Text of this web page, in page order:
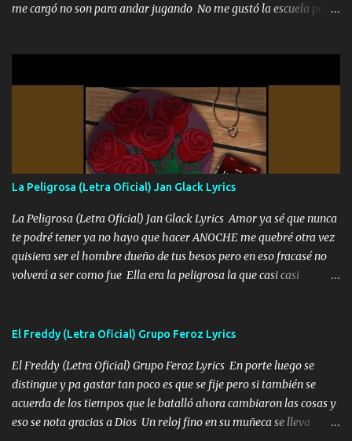
me cargó no son para andar jugando No me gustó la escuela pero
Yo Soy El De Las Pacas Sobrino Del Brazo Armad0 Con mi Glock
fajado y mi R terciado me van a ver allá por TJ para un licenciado
mando un abrazo andamos al cien Choritas también Música
Ando en la colonia bien acelerado traigo un M2 que nunca me ha
fallado para mi compadre mandó un fuerte abrazo también al
Especial sabe que lo apreciamos En los mejores antros me verán
tomando con mujeres hermosas y botellas destapando siempre
bien cuidado bien atrabancado y a los que me conocen ya saben de
lo que hablo Entre lob...
La Peligrosa (Letra Oficial) Jan Glack Lyrics
La Peligrosa (Letra Oficial) Jan Glack Lyrics Amor ya sé que nunca
te podré tener ya no hayo que hacer ANOCHE me quebré otra vez
quisiera ser el hombre dueño de tus besos pero en eso fracasé no
volverá a ser como fue Ella era la peligrosa la que casi casi
años solo pienso en ti mami no me crees se que no me crees
quieren billetes y yo que solo ocupo verte Recuerdo echábamos
pasión en la troca tus labios besándome yo quitándote la ropa no
quiero que sea nunca con otra yo quiero llevarte a la Luna y si
quieres en ese momento te pido que seas mi esposa Chingada
El Freddy (Letra Oficial) Grupo Feroz Lyrics
El Freddy (Letra Oficial) Grupo Feroz Lyrics En porte luego se
distingue y pa gastar tan poco es que se fije pero si también se
acuerda de los tiempos que le batalló ahora cambiaron las cosas y
eso se nota gracias a Dios Un reloj fino en su muñeca se lleva